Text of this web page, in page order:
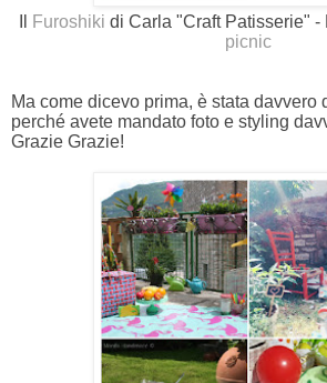
Furoshiki di Carla "Craft Patisserie" -
picnic
Ma come dicevo prima, è stata davvero
perché avete mandato foto e styling
Grazie Grazie!